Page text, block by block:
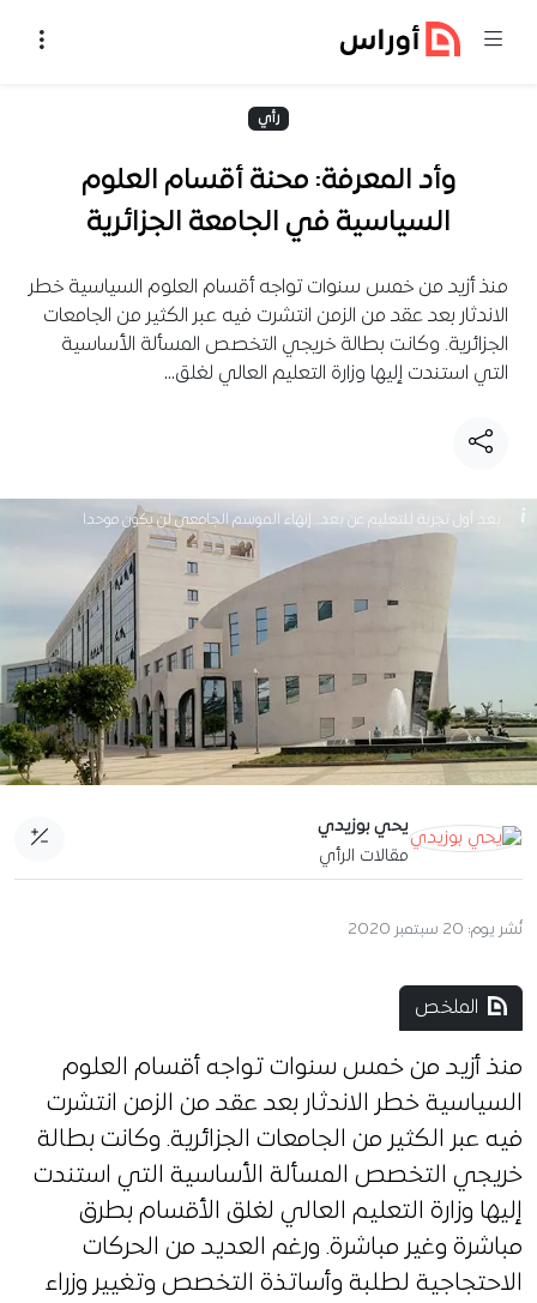
رأي
وأد المعرفة: محنة أقسام العلوم
السياسية في الجامعة الجزائرية
منذ أزيد من خمس سنوات تواجه أقسام العلوم السياسية خطر
الاندثار بعد عقد من الزمن انتشرت فيه عبر الكثير من الجامعات
الجزائرية. وكانت بطالة خريجي التخصص المسألة الأساسية
التي استندت إليها وزارة التعليم العالي لغلق…
بعد أول تجربة للتعليم عن بعد.. إنهاء الموسم الجامعي لن يكون موحدا
يحي بوزيدي
مقالات الرأي
نُشر يوم: 20 سبتمبر 2020
الملخص
منذ أزيد من خمس سنوات تواجه أقسام العلوم
السياسية خطر الاندثار بعد عقد من الزمن انتشرت
فيه عبر الكثير من الجامعات الجزائرية. وكانت بطالة
خريجي التخصص المسألة الأساسية التي استندت
إليها وزارة التعليم العالي لغلق الأقسام بطرق
مباشرة وغير مباشرة. ورغم العديد من الحركات
الاحتجاجية لطلبة وأساتذة التخصص وتغيير وزراء